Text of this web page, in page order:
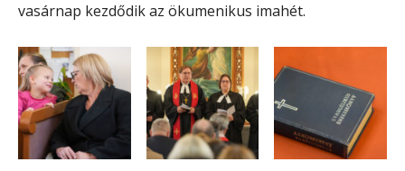
vasárnap kezdődik az ökumenikus imahét.